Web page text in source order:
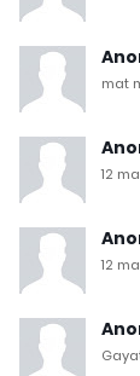
mat
12
12